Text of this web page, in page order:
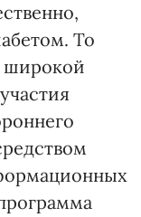
То
широкой